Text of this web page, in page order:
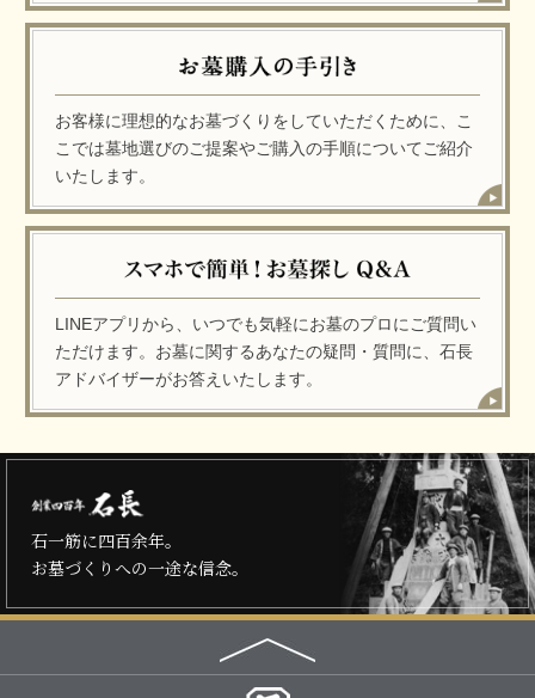
お客様に理想的なお墓づくりをしていただくために、こ
こでは墓地選びのご提案やご購入の手順についてご紹介
いたします。
LINEアプリから、いつでも気軽にお墓のプロにご質問い
ただけます。お墓に関するあなたの疑問・質問に、石長
アドバイザーがお答えいたします。
石一筋に四百余年。
お墓づくりへの一途な信念。